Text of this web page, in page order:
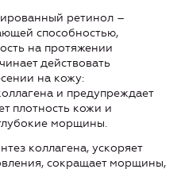
ретинол –
способностью,
на протяжении
действовать
на кожу:
и предупреждает
плотность кожи и
морщины.
коллагена, ускоряет
сокращает морщины,